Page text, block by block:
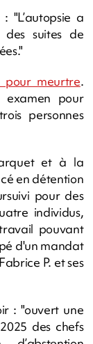
"L’autopsie a
suites de
pour meurtre.
pour
personnes
et à la
en détention
pour des
individus,
pouvant
d'un mandat
P. et ses
: "ouvert une
des chefs